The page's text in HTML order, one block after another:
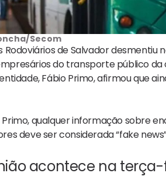
Secom
Rodoviários de Salvador
do transporte público da
Fábio Primo, afirmou que
Primo, qualquer informação sobre
deve ser considerada “fake
acontece na